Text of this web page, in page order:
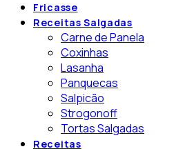
Fricasse
Receitas Salgadas
Carne de Panela
Coxinhas
Lasanha
Panquecas
Salpicão
Strogonoff
Tortas Salgadas
Receitas